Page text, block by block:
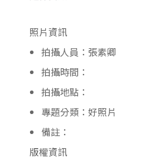
照片資訊
拍攝人員：張素卿
拍攝時間：
拍攝地點：
專題分類：好照片
備註：
版權資訊